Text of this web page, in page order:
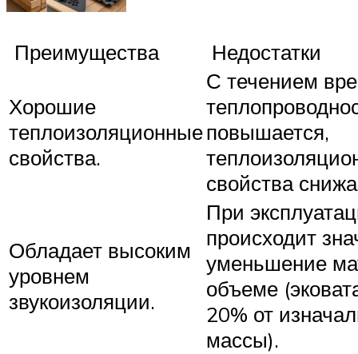
Преимущества Недостатки
Хорошие
теплоизоляционные
свойства.
С течением
повышается,
свойства
Обладает высоким
уровнем
звукоизоляции.
При
происходит
уменьшение
объеме
20% от
массы).